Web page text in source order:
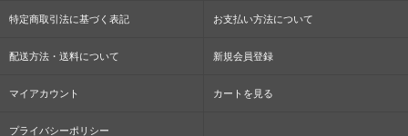
特定商取引法に基づく表記 お支払い方法について
配送方法・送料について 新規会員登録
マイアカウント カートを見る
プライバシーポリシー